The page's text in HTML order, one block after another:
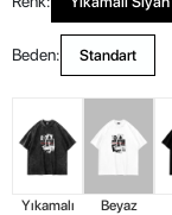
Beden: Standart
Yıkamalı
Beyaz